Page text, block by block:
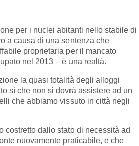
per i nuclei abitanti nello stabile di
a causa di una sentenza che
proprietaria per il mancato
nel 2013 – è una realtà.
la quasi totalità degli alloggi
sì che non si dovrà assistere ad un
che abbiamo vissuto in città negli
costretto dallo stato di necessità ad
nuovamente praticabile, e che